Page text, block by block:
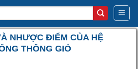
NHƯỢC ĐIỂM CỦA HỆ
THÔNG GIÓ